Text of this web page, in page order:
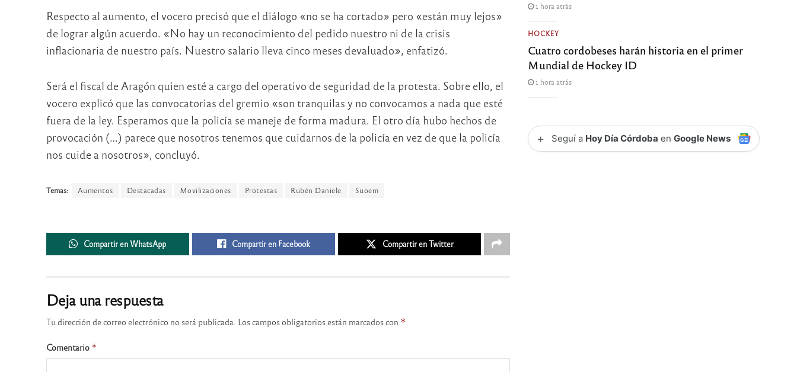
Respecto al aumento, el vocero precisó que el diálogo «no se ha cortado» pero «están muy lejos»
de lograr algún acuerdo. «No hay un reconocimiento del pedido nuestro ni de la crisis
inflacionaria de nuestro país. Nuestro salario lleva cinco meses devaluado», enfatizó.
Será el fiscal de Aragón quien esté a cargo del operativo de seguridad de la protesta. Sobre ello, el
vocero explicó que las convocatorias del gremio «son tranquilas y no convocamos a nada que esté
fuera de la ley. Esperamos que la policía se maneje de forma madura. El otro día hubo hechos de
provocación (…) parece que nosotros tenemos que cuidarnos de la policía en vez de que la policía
nos cuide a nosotros», concluyó.
Temas: Aumentos Destacadas Movilizaciones Protestas Rubén Daniele Suoem
Compartir en WhatsApp Compartir en Facebook Compartir en Twitter
Deja una respuesta
Tu dirección de correo electrónico no será publicada. Los campos obligatorios están marcados con *
Comentario *
1 hora atrás
HOCKEY
Cuatro cordobeses harán historia en el primer
Mundial de Hockey ID
1 hora atrás
+ Seguí a Hoy Día Córdoba enGoogle News